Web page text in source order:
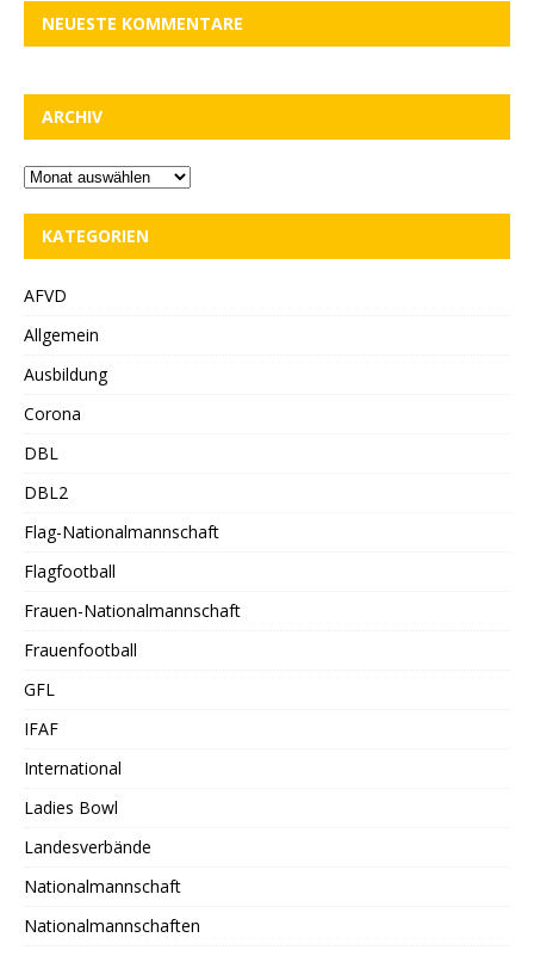
NEUESTE KOMMENTARE
ARCHIV
KATEGORIEN
AFVD
Allgemein
Ausbildung
Corona
DBL
DBL2
Flag-Nationalmannschaft
Flagfootball
Frauen-Nationalmannschaft
Frauenfootball
GFL
IFAF
International
Ladies Bowl
Landesverbände
Nationalmannschaft
Nationalmannschaften